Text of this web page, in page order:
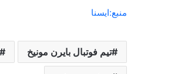
منبع:ایسنا
تیم فوتبال بایرن مونیخ